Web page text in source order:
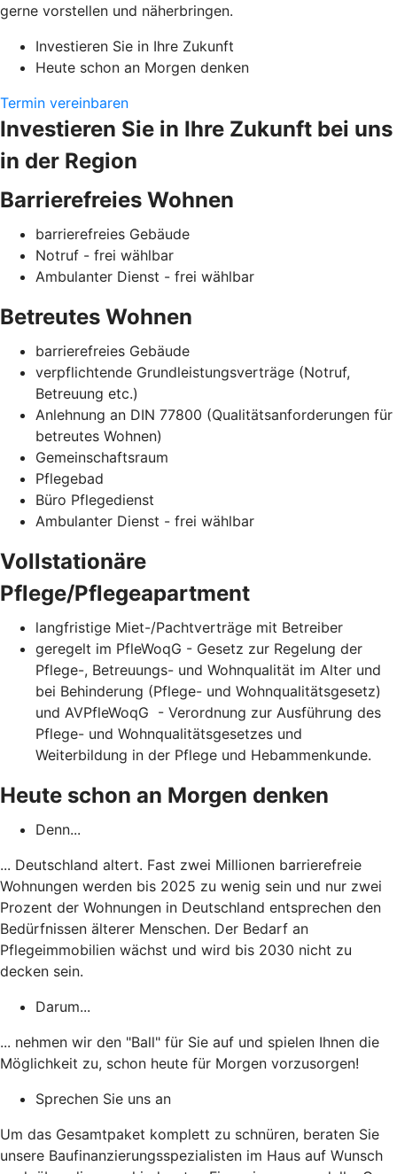
gerne vorstellen und näherbringen.
Investieren Sie in Ihre Zukunft
Heute schon an Morgen denken
Termin vereinbaren
Investieren Sie in Ihre Zukunft bei uns
in der Region
Barrierefreies Wohnen
barrierefreies Gebäude
Notruf - frei wählbar
Ambulanter Dienst - frei wählbar
Betreutes Wohnen
barrierefreies Gebäude
verpflichtende Grundleistungsverträge (Notruf,
Betreuung etc.)
Anlehnung an DIN 77800 (Qualitätsanforderungen für
betreutes Wohnen)
Gemeinschaftsraum
Pflegebad
Büro Pflegedienst
Ambulanter Dienst - frei wählbar
Vollstationäre
Pflege/Pflegeapartment
langfristige Miet-/Pachtverträge mit Betreiber
geregelt im PfleWoqG - Gesetz zur Regelung der
Pflege-, Betreuungs- und Wohnqualität im Alter und
bei Behinderung (Pflege- und Wohnqualitätsgesetz)
und AVPfleWoqG - Verordnung zur Ausführung des
Pflege- und Wohnqualitätsgesetzes und
Weiterbildung in der Pflege und Hebammenkunde.
Heute schon an Morgen denken
Denn...
... Deutschland altert. Fast zwei Millionen barrierefreie
Wohnungen werden bis 2025 zu wenig sein und nur zwei
Prozent der Wohnungen in Deutschland entsprechen den
Bedürfnissen älterer Menschen. Der Bedarf an
Pflegeimmobilien wächst und wird bis 2030 nicht zu
decken sein.
Darum...
... nehmen wir den "Ball" für Sie auf und spielen Ihnen die
Möglichkeit zu, schon heute für Morgen vorzusorgen!
Sprechen Sie uns an
Um das Gesamtpaket komplett zu schnüren, beraten Sie
unsere Baufinanzierungsspezialisten im Haus auf Wunsch